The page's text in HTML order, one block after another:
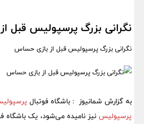
نگرانی بزرگ پرسپولیس قبل
نگرانی بزرگ پرسپولیس قبل از بازی حساس
به گزارش شمانیوز : باشگاه فوتبال
پرسپولیس نیز نامیده می‌شود، یک باشگاه